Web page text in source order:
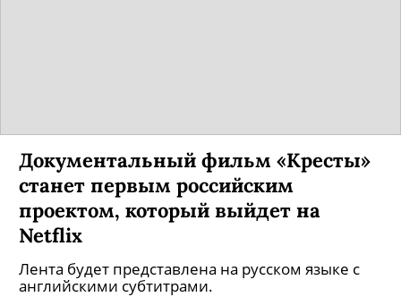
Документальный фильм «Кресты»
станет первым российским
проектом, который выйдет на
Netflix
Лента будет представлена на русском языке с
английскими субтитрами.